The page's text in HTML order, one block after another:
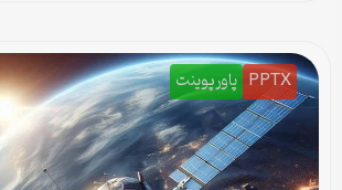
PPTX پاورپوینت